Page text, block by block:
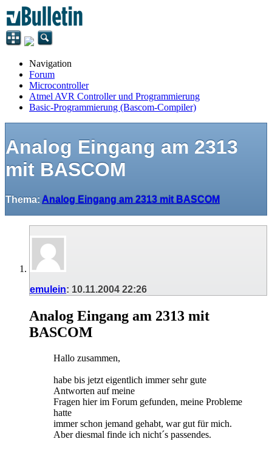
Navigation
Forum
Microcontroller
Atmel AVR Controller und Programmierung
Basic-Programmierung (Bascom-Compiler)
Analog Eingang am 2313
mit BASCOM
Thema: Analog Eingang am 2313 mit BASCOM
emulein: 10.11.2004 22:26
Analog Eingang am 2313 mit
BASCOM
Hallo zusammen,
habe bis jetzt eigentlich immer sehr gute
Antworten auf meine
Fragen hier im Forum gefunden, meine Probleme
hatte
immer schon jemand gehabt, war gut für mich.
Aber diesmal finde ich nicht´s passendes.